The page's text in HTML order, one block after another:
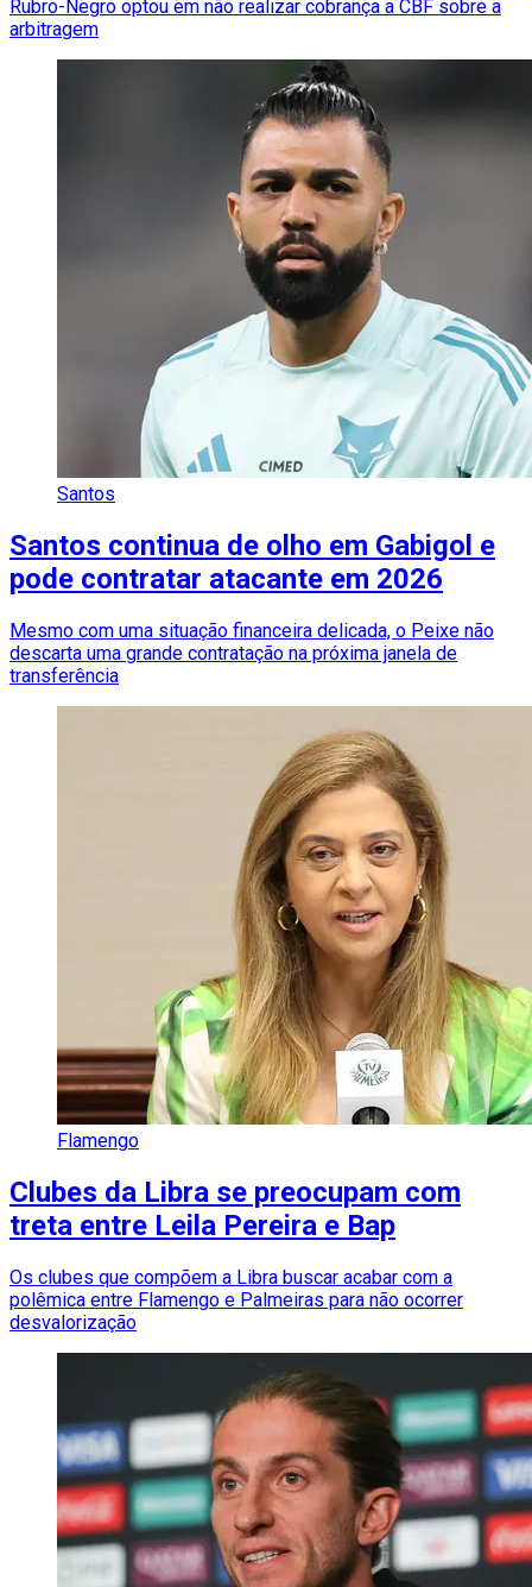
Rubro-Negro optou em não realizar cobrança a CBF sobre a
arbitragem
Santos
Santos continua de olho em Gabigol e
pode contratar atacante em 2026
Mesmo com uma situação financeira delicada, o Peixe não
descarta uma grande contratação na próxima janela de
transferência
Flamengo
Clubes da Libra se preocupam com
treta entre Leila Pereira e Bap
Os clubes que compõem a Libra buscar acabar com a
polêmica entre Flamengo e Palmeiras para não ocorrer
desvalorização